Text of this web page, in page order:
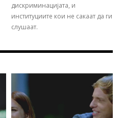
дискриминацијата, и
институциите кои не сакаат да ги
слушаат.